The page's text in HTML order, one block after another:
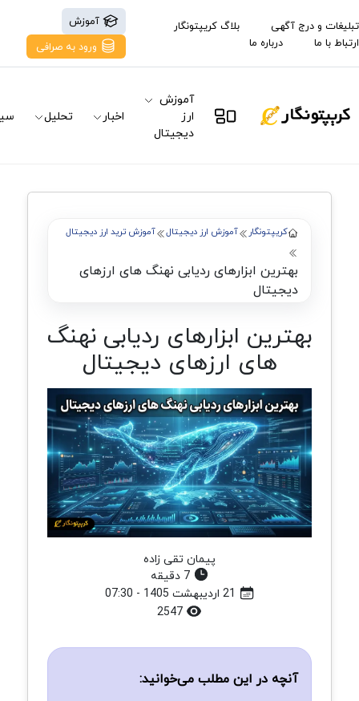
تبلیغات و درج آگهی
بلاگ کریپتونگار
ارتباط با ما
درباره ما
آموزش
ورود به صرافی
آموزش
ارز
دیجیتال
اخبار تحلیل
کریپتونگار آموزش ارز دیجیتال آموزش ترید ارز دیجیتال
بهترین ابزارهای ردیابی نهنگ های ارزهای
دیجیتال
بهترین ابزارهای ردیابی نهنگ
های ارزهای دیجیتال
پیمان تقی زاده
7 دقیقه
آنچه در این مطلب می‌خوانید: